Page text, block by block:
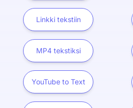
Linkki tekstiin
MP4 tekstiksi
YouTube to Text